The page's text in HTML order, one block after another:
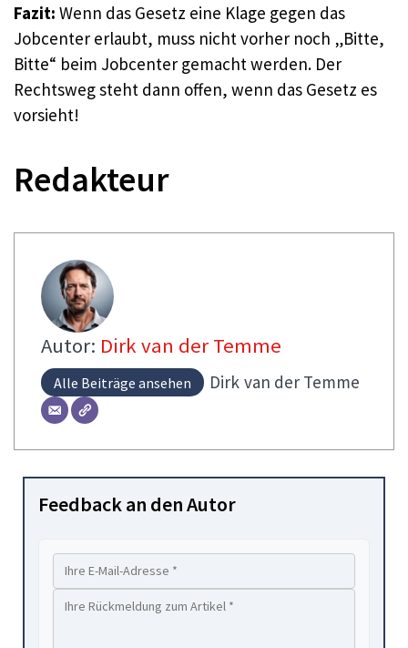
Fazit: Wenn das Gesetz eine Klage gegen das
Jobcenter erlaubt, muss nicht vorher noch „Bitte,
Bitte“ beim Jobcenter gemacht werden. Der
Rechtsweg steht dann offen, wenn das Gesetz es
vorsieht!
Redakteur
Autor: Dirk van der Temme
Alle Beiträge ansehen Dirk van der Temme
Feedback an den Autor